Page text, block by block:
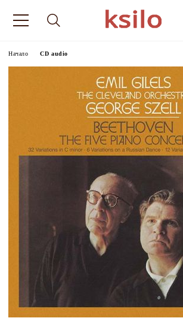
Начало CD audio